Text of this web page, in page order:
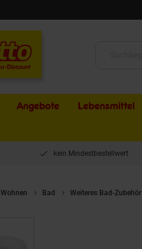
Angebote Lebensmittel
kein Mindestbestellwert
Wohnen Bad Weiteres Bad-Zubehör